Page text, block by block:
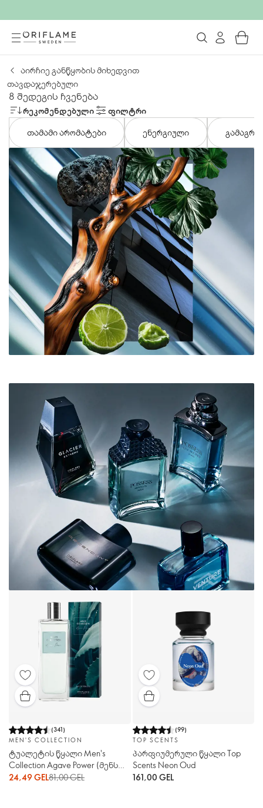
აირჩიე განწყობის მიხედვით
თავდაჯერებული
8 შედეგის ჩვენება
ᲠᲔᲙᲝᲛᲔᲜᲓᲔᲑᲣᲚᲘ
ᲤᲘᲚᲢᲠᲘ
თამამი არომატები
ენერგიული
(341)
MEN'S COLLECTION
ტუალეტის წყალი Men's
Collection Agave Power (მენს
ქოლლექშენ ეგავი ფაუა)
24,49 GEL81,00 GEL
(99)
TOP SCENTS
პარფიუმერული წყალი Top
Scents Neon Oud
161,00 GEL